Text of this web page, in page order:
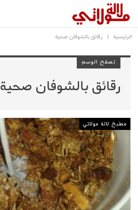
الرئيسية رقائق بالشوفان صحية
تصفح الوسم
رقائق بالشوفان صحية
مطبخ لالة مولاتي